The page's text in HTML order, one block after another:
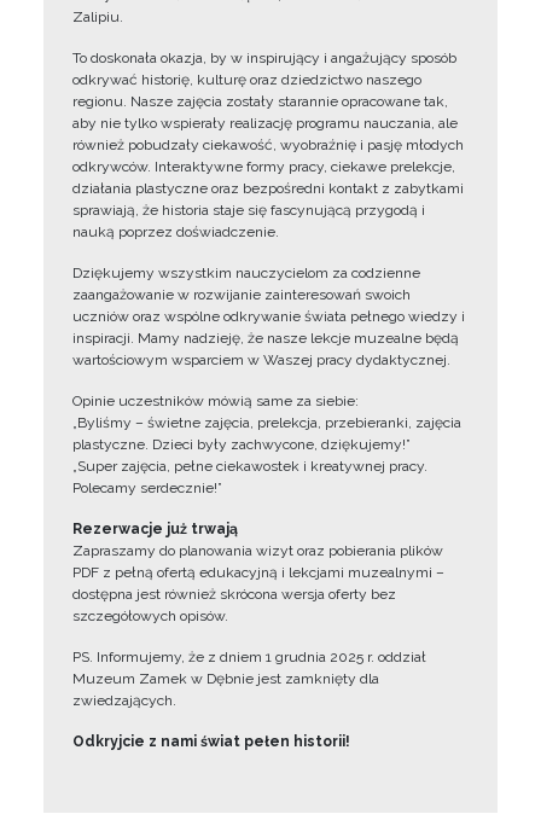
Zalipiu.
To doskonała okazja, by w inspirujący i angażujący sposób
odkrywać historię, kulturę oraz dziedzictwo naszego
regionu. Nasze zajęcia zostały starannie opracowane tak,
aby nie tylko wspierały realizację programu nauczania, ale
również pobudzały ciekawość, wyobraźnię i pasję młodych
odkrywców. Interaktywne formy pracy, ciekawe prelekcje,
działania plastyczne oraz bezpośredni kontakt z zabytkami
sprawiają, że historia staje się fascynującą przygodą i
nauką poprzez doświadczenie.
Dziękujemy wszystkim nauczycielom za codzienne
zaangażowanie w rozwijanie zainteresowań swoich
uczniów oraz wspólne odkrywanie świata pełnego wiedzy i
inspiracji. Mamy nadzieję, że nasze lekcje muzealne będą
wartościowym wsparciem w Waszej pracy dydaktycznej.
Opinie uczestników mówią same za siebie:
„Byliśmy – świetne zajęcia, prelekcja, przebieranki, zajęcia
plastyczne. Dzieci były zachwycone, dziękujemy!”
„Super zajęcia, pełne ciekawostek i kreatywnej pracy.
Polecamy serdecznie!”
Rezerwacje już trwają
Zapraszamy do planowania wizyt oraz pobierania plików
PDF z pełną ofertą edukacyjną i lekcjami muzealnymi –
dostępna jest również skrócona wersja oferty bez
szczegółowych opisów.
PS. Informujemy, że z dniem 1 grudnia 2025 r. oddział
Muzeum Zamek w Dębnie jest zamknięty dla
zwiedzających.
Odkryjcie z nami świat pełen historii!